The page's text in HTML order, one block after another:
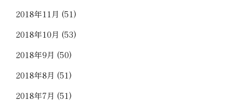
2018年11月 (51)
2018年10月 (53)
2018年9月 (50)
2018年8月 (51)
2018年7月 (51)